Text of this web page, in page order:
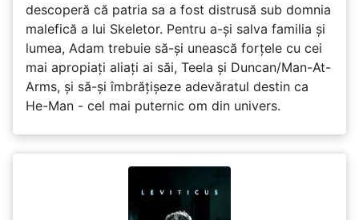
descoperă că patria sa a fost distrusă sub domnia
malefică a lui Skeletor. Pentru a-și salva familia și
lumea, Adam trebuie să-și unească forțele cu cei
mai apropiați aliați ai săi, Teela și Duncan/Man-At-
Arms, și să-și îmbrățișeze adevăratul destin ca
He-Man - cel mai puternic om din univers.